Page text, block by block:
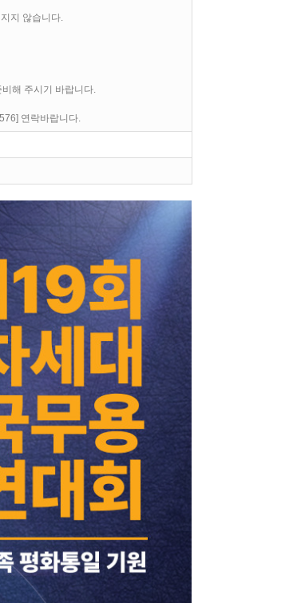
지 않습니다.
해 주시기 바랍니다.
연락바랍니다.